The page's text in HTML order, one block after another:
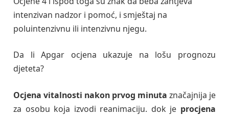
intenzivan nadzor i pomoć, i smještaj na
poluintenzivnu ili intenzivnu njegu.
Da li Apgar ocjena ukazuje na lošu prognozu
djeteta?
Ocjena vitalnosti nakon prvog minuta značajnija je
za osobu koja izvodi reanimaciju. dok je procjena